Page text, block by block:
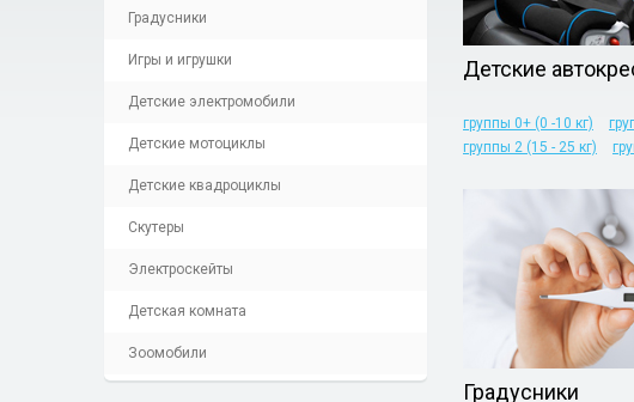
Градусники
Игры и игрушки
Детские электромобили
Детские мотоциклы
Детские квадроциклы
Скутеры
Электроскейты
Детская комната
Зоомобили
Детские
группы 0+ (0 -10 кг)
группы 2 (15 - 25 кг)
Градусники